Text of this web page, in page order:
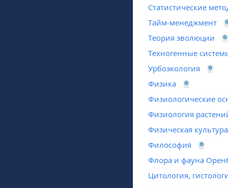
Статистические
Тайм-менеджмент
Теория эволюции
Техногенные
Урбоэкология
Физика
Физиологические
Физиология
Физическая
Философия
Флора и фауна
Цитология,